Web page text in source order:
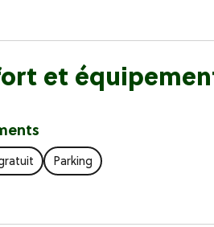
et
Parking